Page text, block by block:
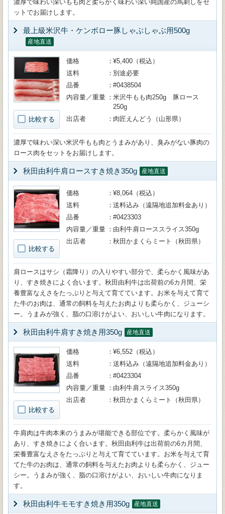
濃厚で味わい深いもも肉と柔らかく味わい深い純国産の馬刺しをセ
ットでお届けします。
最上級米沢牛・ケンボロー豚しゃぶしゃぶ用500g
産地直送
比較する
価格
¥5,400（税込）
送料
別途必要
品番
#0438504
内容量／重量
米沢牛もも肉250g 豚ロース
250g
出店者
肉匠えんどう（山形県）
濃厚で味わい深い米沢牛もも肉とうまみがあり、臭みがない豚肉の
ロース肉をセットをお届けします。
秋田由利牛肩ロースすき焼き350g 産地直送
比較する
価格
¥8,064（税込）
送料
送料込み（遠隔地追加料金あり）
品番
#0423303
内容量／重量
由利牛肩ローススライス350g
出店者
秋田かまくらミート（秋田県）
肩ロースはサシ（霜降り）の入りやすい部分で、柔らかく風味があ
り、すき焼きによく合います。秋田由利牛は出荷前の6カ月間、栄
養豊富なえさをたっぷりと与えて育てています。お米を与えて育て
た牛のお肉は、通常の飼料を与えたお肉よりも柔らかく、ジューシ
ー。うまみが強く、脂の口溶けがよい、おいしい牛肉になります。
秋田由利牛肩すき焼き用350g 産地直送
比較する
価格
¥6,552（税込）
送料
送料込み（遠隔地追加料金あり）
品番
#0423304
内容量／重量
由利牛肩スライス350g
出店者
秋田かまくらミート（秋田県）
牛肩肉は牛肉本来のうまみが堪能できる部位です。柔らかく風味が
あり、すき焼きによく合います。秋田由利牛は出荷前の6カ月間、
栄養豊富なえさをたっぷりと与えて育てています。お米を与えて育
てた牛のお肉は、通常の飼料を与えたお肉よりも柔らかく、ジュー
シー。うまみが強く、脂の口溶けがよい、おいしい牛肉になりま
す。
秋田由利牛モモすき焼き用350g 産地直送